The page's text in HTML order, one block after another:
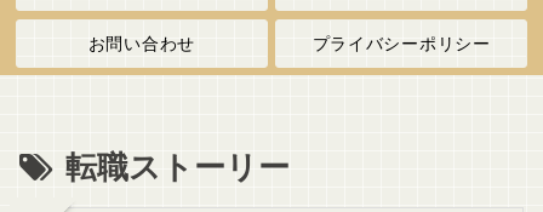
お問い合わせ プライバシーポリシー
転職ストーリー